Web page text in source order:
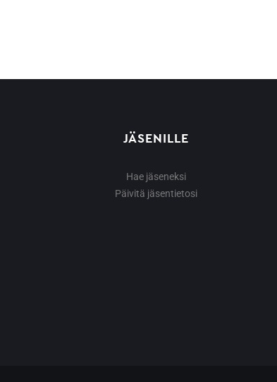
JÄSENILLE
Hae jäseneksi
Päivitä jäsentietosi